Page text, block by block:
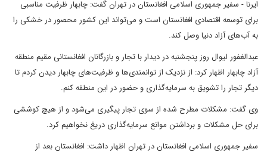
ایرنا - سفیر جمهوری اسلامی افغانستان در تهران گفت: چابهار ظرفیت مناسبی
برای توسعه اقتصادی افغانستان است و می‌تواند این کشور محصور در خشکی را
به آب‌های آزاد دنیا وصل کند.
عبدالغفور لیوال روز پنجشنبه در دیدار با تجار و بازرگانان افغانستانی مقیم منطقه
آزاد چابهار اظهار کرد: از نزدیک از توانمندی‌ها و ظرفیت‌های چابهار دیدن کردم تا
دیگر تجار را تشویق به سرمایه‌گذاری و حضور در این منطقه کنم.
وی گفت: مشکلات مطرح شده از سوی تجار پیگیری می‌شود و از هیچ کوششی
برای حل مشکلات و برداشتن موانع سرمایه‌گذاری دریغ نخواهیم کرد.
سفیر جمهوری اسلامی افغانستان در تهران اظهار داشت: افغانستان بعد از